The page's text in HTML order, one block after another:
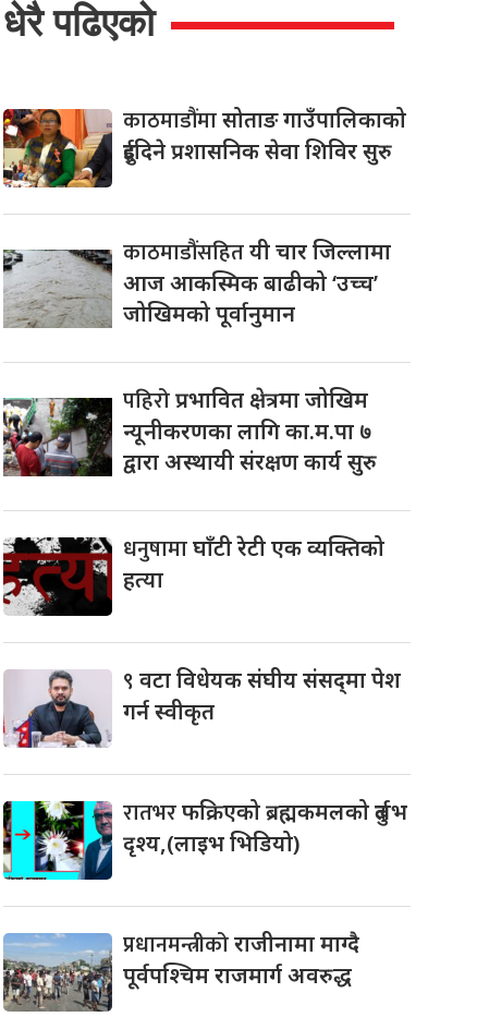
धेरै पढिएको
काठमाडौंमासोताङ गाउँपालिकाको
दुईदिने प्रशासनिक सेवा शिविर सुरु
काठमाडौंसहितयी चार जिल्लामा
आज आकस्मिक बाढीको ‘उच्च’
जोखिमको पूर्वानुमान
पहिरोप्रभावित क्षेत्रमा जोखिम
न्यूनीकरणका लागि का.म.पा ७
द्वारा अस्थायी संरक्षण कार्य सुरु
धनुषामाघाँटी रेटी एक व्यक्तिको
हत्या
९वटा विधेयक संघीय संसद्‌मा पेश
गर्न स्वीकृत
रातभरफक्रिएको ब्रह्मकमलको दुर्लभ
दृश्य,(लाइभ भिडियो)
प्रधानमन्त्रीकोराजीनामा माग्दै
पूर्वपश्चिम राजमार्ग अवरुद्ध